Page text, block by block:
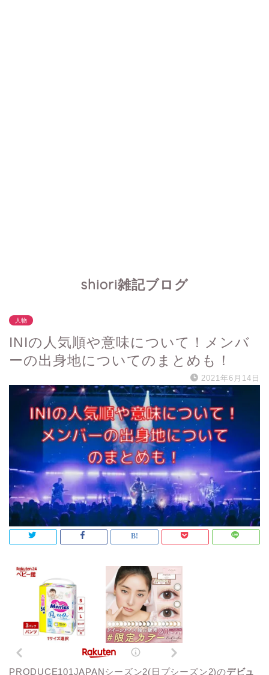
shiori雑記ブログ
人物
INIの人気順や意味について！メンバ
ーの出身地についてのまとめも！
2021年6月14日
PRODUCE101JAPANシーズン2(日プシーズン2)のデビュ